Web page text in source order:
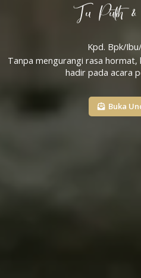
Tu Putih
Kpd. Bpk/
Tanpa mengurangi rasa hormat,
hadir pada acara
Buka